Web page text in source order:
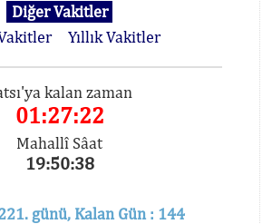
Diğer Vakitler
Yıllık Vakitler
kalan zaman
01:27:22
Mahallî Sâat
19:50:38
221. günü, Kalan Gün : 144